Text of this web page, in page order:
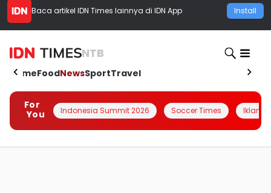
Baca artikel IDN Times lainnya di IDN App Install
NTB
HomeFoodNewsSportTravel
For
You
Indonesia Summit 2026 Soccer Times Iklanin